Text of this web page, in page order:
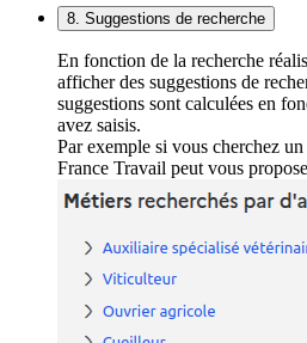
8. Suggestions de recherche
En fonction de la recherche
afficher des suggestions de
suggestions sont calculées en
avez saisis.
Par exemple si vous cherchez
France Travail peut vous